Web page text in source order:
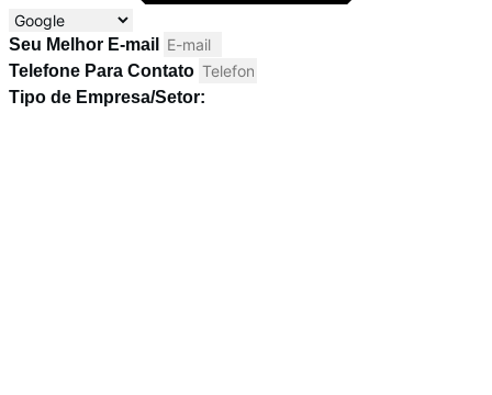
Seu Melhor E-mail
Telefone Para Contato
Tipo de Empresa/Setor: